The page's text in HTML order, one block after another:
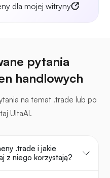
dla mojej witryny
pytania
handlowych
na temat .trade lub po
UltaAI.
.trade i jakie
z niego korzystają?